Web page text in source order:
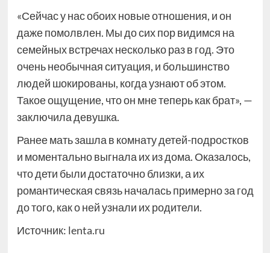
«Сейчас у нас обоих новые отношения, и он
даже помолвлен. Мы до сих пор видимся на
семейных встречах несколько раз в год. Это
очень необычная ситуация, и большинство
людей шокированы, когда узнают об этом.
Такое ощущение, что он мне теперь как брат», —
заключила девушка.
Ранее мать зашла в комнату детей-подростков
и моментально выгнала их из дома. Оказалось,
что дети были достаточно близки, а их
романтическая связь началась примерно за год
до того, как о ней узнали их родители.
Источник: lenta.ru